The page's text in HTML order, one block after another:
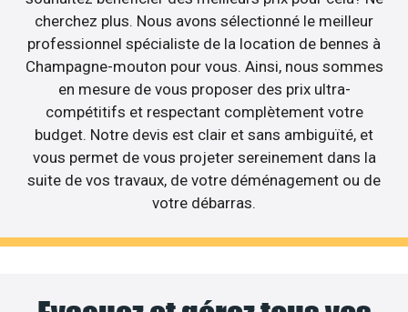
cherchez plus. Nous avons sélectionné le meilleur
professionnel spécialiste de la location de bennes à
Champagne-mouton pour vous. Ainsi, nous sommes
en mesure de vous proposer des prix ultra-
compétitifs et respectant complètement votre
budget. Notre devis est clair et sans ambiguïté, et
vous permet de vous projeter sereinement dans la
suite de vos travaux, de votre déménagement ou de
votre débarras.